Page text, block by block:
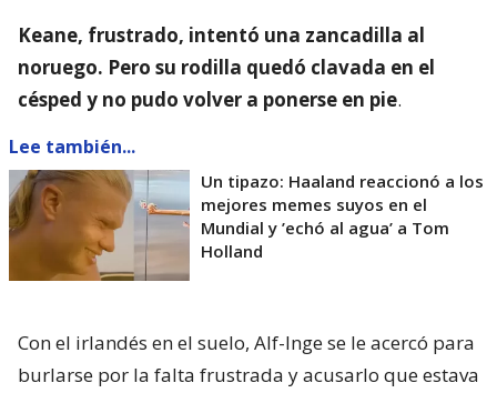
Keane, frustrado, intentó una zancadilla al
noruego. Pero su rodilla quedó clavada en el
césped y no pudo volver a ponerse en pie.
Lee también...
Un tipazo: Haaland reaccionó a los
mejores memes suyos en el
Mundial y ’echó al agua’ a Tom
Holland
Con el irlandés en el suelo, Alf-Inge se le acercó para
burlarse por la falta frustrada y acusarlo que estava